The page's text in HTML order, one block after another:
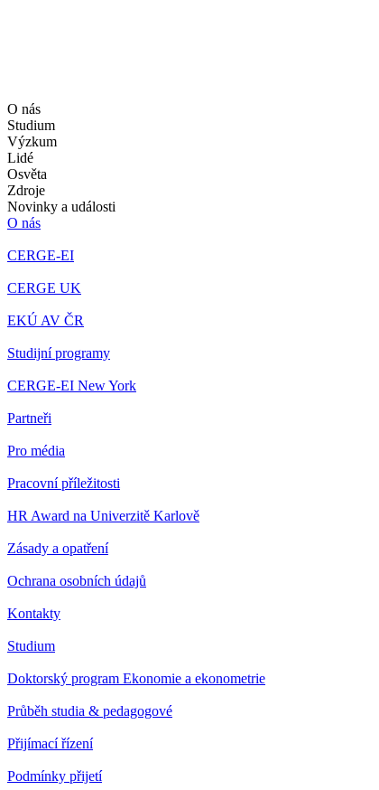
O nás
Studium
Výzkum
Lidé
Osvěta
Zdroje
Novinky a události
O nás
CERGE-EI
CERGE UK
EKÚ AV ČR
Studijní programy
CERGE-EI New York
Partneři
Pro média
Pracovní příležitosti
HR Award na Univerzitě Karlově
Zásady a opatření
Ochrana osobních údajů
Kontakty
Studium
Doktorský program Ekonomie a ekonometrie
Průběh studia & pedagogové
Přijímací řízení
Podmínky přijetí